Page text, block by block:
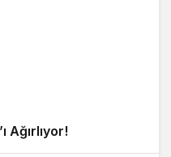
Ağırlıyor!